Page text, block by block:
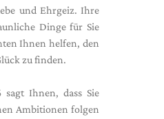
und Ehrgeiz. Ihre
Dinge für Sie
Ihnen helfen, den
zu finden.
sagt Ihnen, dass Sie
Ambitionen folgen